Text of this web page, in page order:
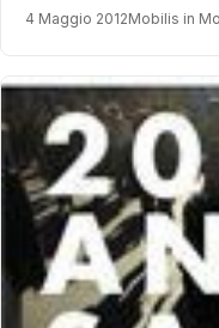
4 Maggio 2012Mobilis in